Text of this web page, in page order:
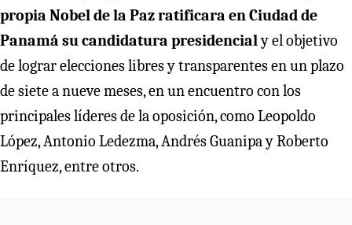
propia Nobel de la Paz ratificara en Ciudad de
Panamá su candidatura presidencialy el objetivo
de lograr elecciones libres y transparentes en un plazo
de siete a nueve meses, en un encuentro con los
principales líderes de la oposición, como Leopoldo
López, Antonio Ledezma, Andrés Guanipa y Roberto
Enríquez, entre otros.